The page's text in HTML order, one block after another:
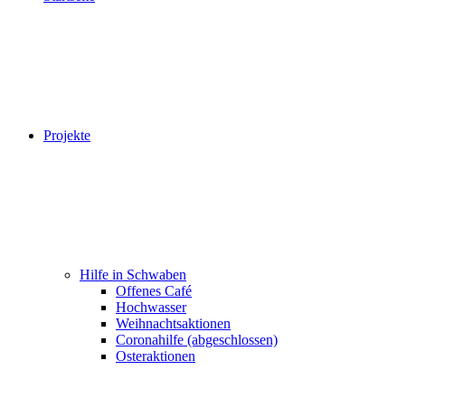
Projekte
Hilfe in Schwaben
Offenes Café
Hochwasser
Weihnachtsaktionen
Coronahilfe (abgeschlossen)
Osteraktionen